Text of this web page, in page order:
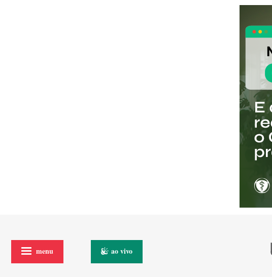
menu ao vivo